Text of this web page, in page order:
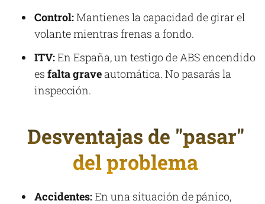
Control:Mantienes la capacidad de girar el
volante mientras frenas a fondo.
ITV:En España, un testigo de ABS encendido
es falta graveautomática. No pasarás la
inspección.
Desventajas de "pasar"
del problema
Accidentes:En una situación de pánico,